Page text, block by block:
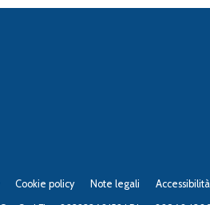
Cookie policy Note legali Accessibilità